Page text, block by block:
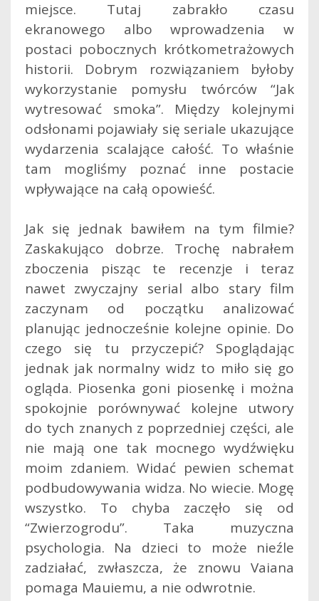
miejsce. Tutaj zabrakło czasu
ekranowego albo wprowadzenia w
postaci pobocznych krótkometrażowych
historii. Dobrym rozwiązaniem byłoby
wykorzystanie pomysłu twórców “Jak
wytresować smoka”. Między kolejnymi
odsłonami pojawiały się seriale ukazujące
wydarzenia scalające całość. To właśnie
tam mogliśmy poznać inne postacie
wpływające na całą opowieść.
Jak się jednak bawiłem na tym filmie?
Zaskakująco dobrze. Trochę nabrałem
zboczenia pisząc te recenzje i teraz
nawet zwyczajny serial albo stary film
zaczynam od początku analizować
planując jednocześnie kolejne opinie. Do
czego się tu przyczepić? Spoglądając
jednak jak normalny widz to miło się go
ogląda. Piosenka goni piosenkę i można
spokojnie porównywać kolejne utwory
do tych znanych z poprzedniej części, ale
nie mają one tak mocnego wydźwięku
moim zdaniem. Widać pewien schemat
podbudowywania widza. No wiecie. Mogę
wszystko. To chyba zaczęło się od
“Zwierzogrodu”. Taka muzyczna
psychologia. Na dzieci to może nieźle
zadziałać, zwłaszcza, że znowu Vaiana
pomaga Mauiemu, a nie odwrotnie.